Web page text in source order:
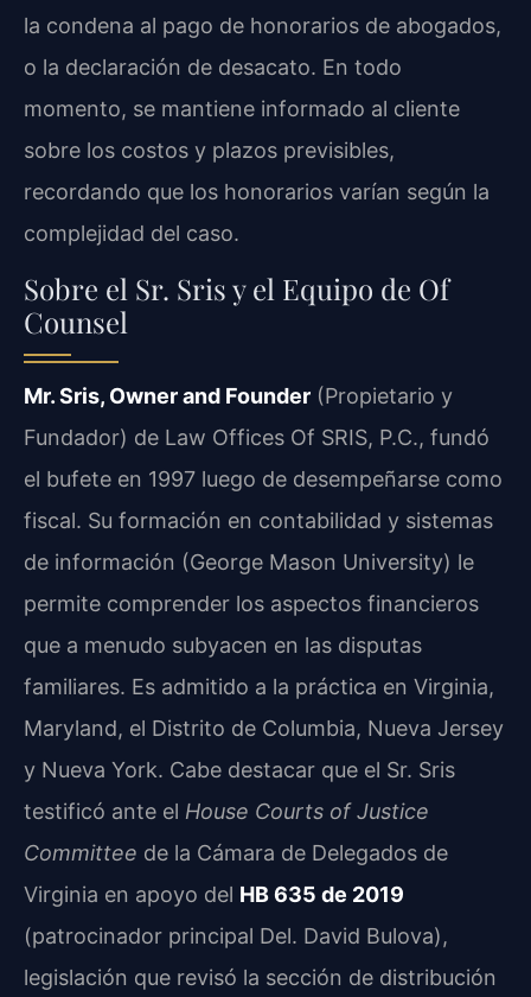
la condena al pago de honorarios de abogados,
o la declaración de desacato. En todo
momento, se mantiene informado al cliente
sobre los costos y plazos previsibles,
recordando que los honorarios varían según la
complejidad del caso.
Sobre el Sr. Sris y el Equipo de Of
Counsel
Mr. Sris, Owner and Founder (Propietario y
Fundador) de Law Offices Of SRIS, P.C., fundó
el bufete en 1997 luego de desempeñarse como
fiscal. Su formación en contabilidad y sistemas
de información (George Mason University) le
permite comprender los aspectos financieros
que a menudo subyacen en las disputas
familiares. Es admitido a la práctica en Virginia,
Maryland, el Distrito de Columbia, Nueva Jersey
y Nueva York. Cabe destacar que el Sr. Sris
testificó ante el House Courts of Justice
Committee de la Cámara de Delegados de
Virginia en apoyo del HB 635 de 2019
(patrocinador principal Del. David Bulova),
legislación que revisó la sección de distribución